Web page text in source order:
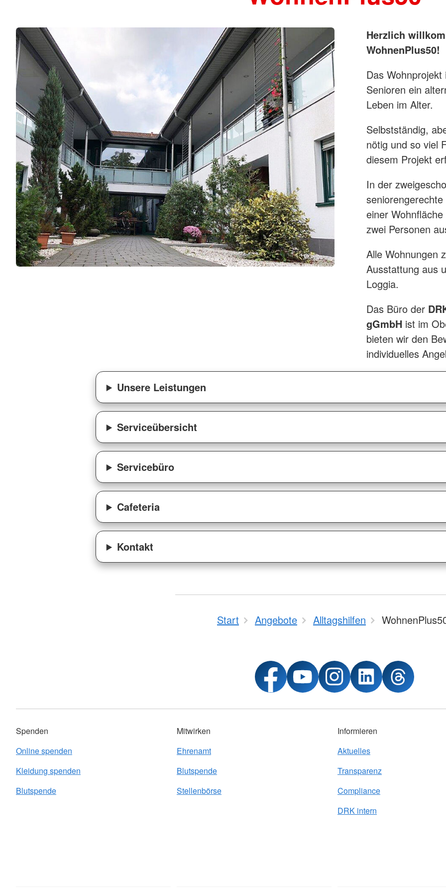
WohnenPlus50
Altkleider
Kleidershops "Jacke wie Hose"
Herzlich
WohnenPlus50!
Das
Senioren ein
Leben im Alter.
Selbstständig,
nötig und so viel
diesem Projekt
In der
einer
zwei Personen
Alle Wohnungen
Ausstattung aus
Loggia.
Das Büro der
gGmbH ist im
bieten wir den
individuelles
Unsere Leistungen
Serviceübersicht
Servicebüro
Cafeteria
Kontakt
Start Angebote Alltagshilfen
Spenden
Online spenden
Kleidung spenden
Blutspende
Mitwirken
Ehrenamt
Blutspende
Stellenbörse
Informieren
Aktuelles
Transparenz
Compliance
DRK intern